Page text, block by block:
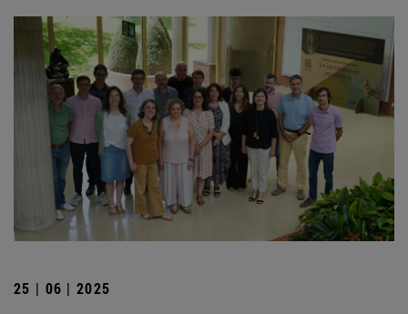
25 | 06 | 2025